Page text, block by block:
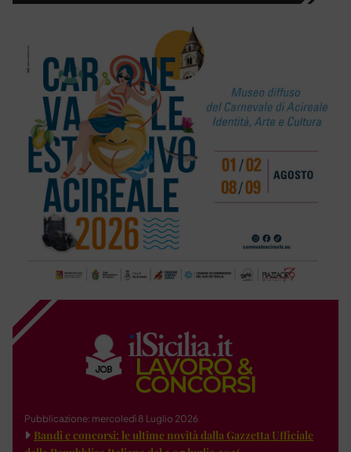
Pubblicazione: mercoledì 8 Luglio 2026
Bandi e concorsi: le ultime novità dalla Gazzetta Ufficiale